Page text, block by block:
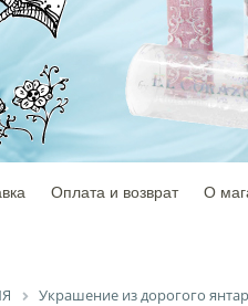
Оплата и возврат О
Украшение из дорогого